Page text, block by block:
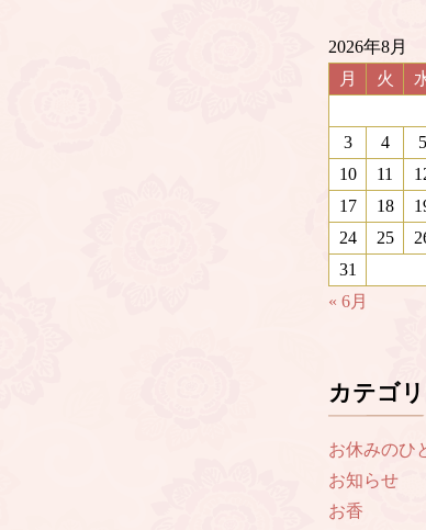
2026年8月
月
火
3
4 5
10
11
17
18
24
25
31
« 6月
カテゴ
お休みのひ
お知らせ
お香